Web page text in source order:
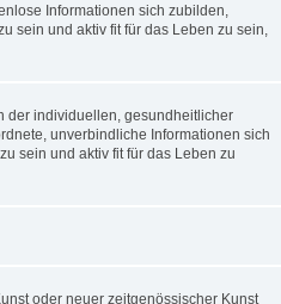
Informationen sich zubilden,
sein und aktiv fit für das Leben zu sein,
der individuellen, gesundheitlicher
unverbindliche Informationen sich
sein und aktiv fit für das Leben zu
oder neuer zeitgenössischer Kunst